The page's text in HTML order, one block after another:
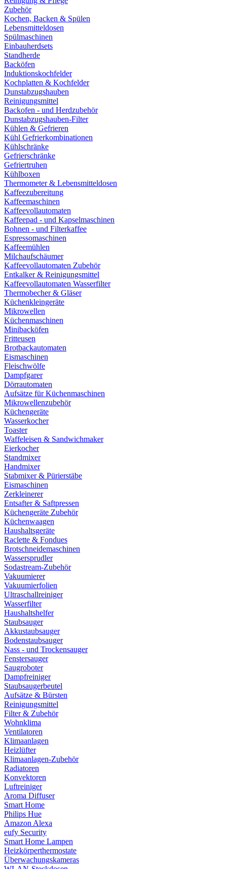
Zubehör
Kochen, Backen & Spülen
Lebensmitteldosen
Spülmaschinen
Einbauherdsets
Standherde
Backöfen
Induktionskochfelder
Kochplatten & Kochfelder
Dunstabzugshauben
Reinigungsmittel
Backofen - und Herdzubehör
Dunstabzugshauben-Filter
Kühlen & Gefrieren
Kühl Gefrierkombinationen
Kühlschränke
Gefrierschränke
Gefriertruhen
Kühlboxen
Thermometer & Lebensmitteldosen
Kaffeezubereitung
Kaffeemaschinen
Kaffeevollautomaten
Kaffeepad - und Kapselmaschinen
Bohnen - und Filterkaffee
Espressomaschinen
Kaffeemühlen
Milchaufschäumer
Kaffeevollautomaten Zubehör
Entkalker & Reinigungsmittel
Kaffeevollautomaten Wasserfilter
Thermobecher & Gläser
Küchenkleingeräte
Mikrowellen
Küchenmaschinen
Minibacköfen
Fritteusen
Brotbackautomaten
Eismaschinen
Fleischwölfe
Dampfgarer
Dörrautomaten
Aufsätze für Küchenmaschinen
Mikrowellenzubehör
Küchengeräte
Wasserkocher
Toaster
Waffeleisen & Sandwichmaker
Eierkocher
Standmixer
Handmixer
Stabmixer & Pürierstäbe
Eismaschinen
Zerkleinerer
Entsafter & Saftpressen
Küchengeräte Zubehör
Küchenwaagen
Haushaltsgeräte
Raclette & Fondues
Brotschneidemaschinen
Wassersprudler
Sodastream-Zubehör
Vakuumierer
Vakuumierfolien
Ultraschallreiniger
Wasserfilter
Haushaltshelfer
Staubsauger
Akkustaubsauger
Bodenstaubsauger
Nass - und Trockensauger
Fenstersauger
Saugroboter
Dampfreiniger
Staubsaugerbeutel
Aufsätze & Bürsten
Reinigungsmittel
Filter & Zubehör
Wohnklima
Ventilatoren
Klimaanlagen
Heizlüfter
Klimaanlagen-Zubehör
Radiatoren
Konvektoren
Luftreiniger
Aroma Diffuser
Smart Home
Philips Hue
Amazon Alexa
eufy Security
Smart Home Lampen
Heizkörperthermostate
Überwachungskameras